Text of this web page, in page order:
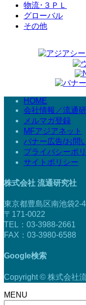
物流･３ＰＬ
グローバル
その他
HOME
会社情報／流通
メルマガ登録
MFアジアネット
バナー広告/お問
プライバシーポ
サイトポリシー
株式会社 流通研究社
東京都豊島区南池袋2-
〒171-0022
TEL：03-3988-2661
FAX：03-3980-6588
Google検索
Copyright © 株式会社
MENU